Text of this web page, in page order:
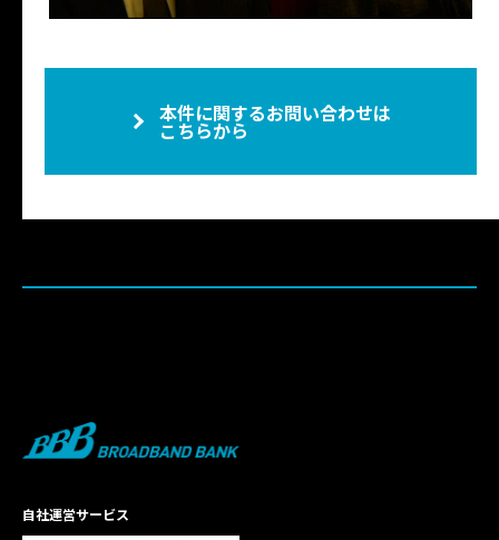
本件に関するお問い合わせは
こちらから
自社運営サービス